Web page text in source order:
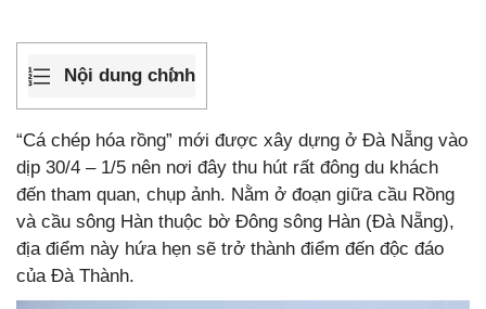
Nội dung chính
“Cá chép hóa rồng” mới được xây dựng ở Đà Nẵng vào
dịp 30/4 – 1/5 nên nơi đây thu hút rất đông du khách
đến tham quan, chụp ảnh. Nằm ở đoạn giữa cầu Rồng
và cầu sông Hàn thuộc bờ Đông sông Hàn (Đà Nẵng),
địa điểm này hứa hẹn sẽ trở thành điểm đến độc đáo
của Đà Thành.